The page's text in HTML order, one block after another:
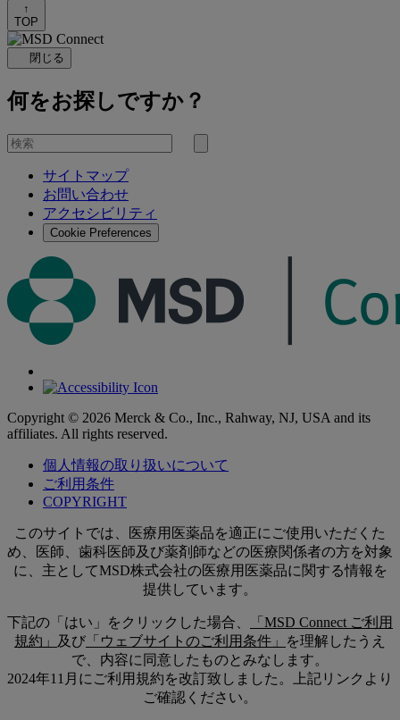
↑
TOP
閉じる
何をお探しですか？
を
検
サイトマップ
お問い合わせ
アクセシビリティ
Cookie Preferences
Copyright © 2026 Merck & Co., Inc., Rahway, NJ, USA and its
affiliates. All rights reserved.
個人情報の取り扱いについて
ご利用条件
COPYRIGHT
このサイトでは、医療用医薬品を適正にご使用いただくた
め、医師、歯科医師及び薬剤師などの医療関係者の方を対象
に、主としてMSD株式会社の医療用医薬品に関する情報を
提供しています。
下記の「はい」をクリックした場合、
「MSD Connect ご利用
規約」
及び 「ウェブサイトのご利用条件」
を理解したうえ
で、内容に同意したものとみなします。
2024年11月にご利用規約を改訂致しました。上記リンクより
ご確認ください。